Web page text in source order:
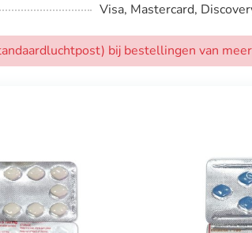
Visa, Mastercard,
bij bestellingen van